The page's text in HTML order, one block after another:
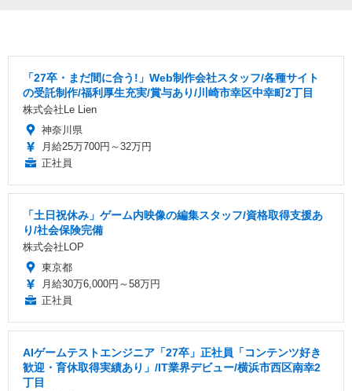
「27卒・まだ間に合う!」Web制作会社スタッフ/各種サイト
の受託制作/福利厚生充実/賞与あり/川崎市幸区中幸町2丁目
株式会社Le Lien
神奈川県
月給25万700円～32万円
正社員
「土日祝休み」ゲーム内映像の編集スタッフ/資格取得支援あ
り/社会保険完備
株式会社LOP
東京都
月給30万6,000円～58万円
正社員
AIゲームテストエンジニア「27卒」正社員「コンテンツ好き
歓迎・育休取得実績あり」/IT業界デビュー/横浜市西区南幸2
丁目